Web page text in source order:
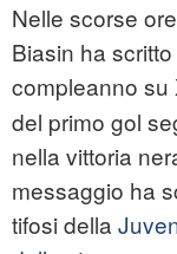
Nelle scorse
Biasin ha
compleanno su
del primo gol
nella vittoria
messaggio ha
tifosi della